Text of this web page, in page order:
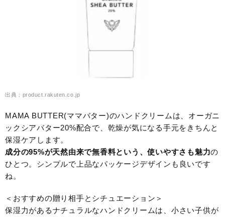
出典：product.rakuten.co.jp
MAMA BUTTER(ママバター)のハンドクリームは、オーガニ
ックシアバター20%配合で、乾燥が気になる手元をきちんと
保湿ケアします。
成分の95%が天然由来で無香料という、使いやすさも魅力の
ひとつ。シンプルで上品なパッケージデザインも良いです
ね。
＜おすすめの贈り相手とシチュエーション＞
保湿力があるナチュラルなハンドクリームは、小さい子供が